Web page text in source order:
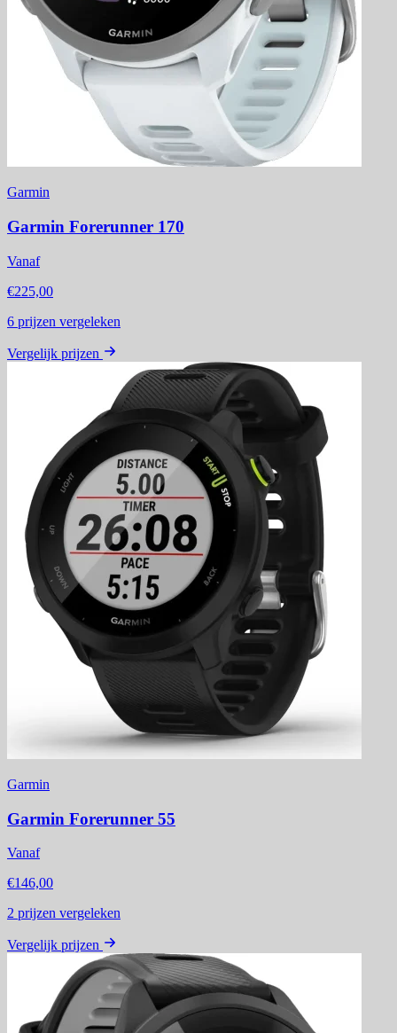
Garmin
Garmin Forerunner 170
Vanaf
€225,00
6 prijzen vergeleken
Vergelijk prijzen
Garmin
Garmin Forerunner 55
Vanaf
€146,00
2 prijzen vergeleken
Vergelijk prijzen